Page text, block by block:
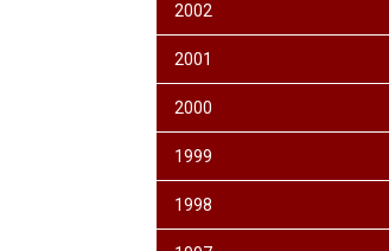
2002
2001
2000
1999
1998